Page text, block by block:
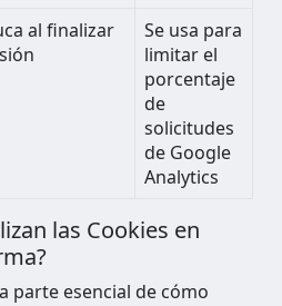
al finalizar
Se usa para
limitar el
porcentaje
de
solicitudes
de Google
Analytics
las Cookies en
parte esencial de cómo